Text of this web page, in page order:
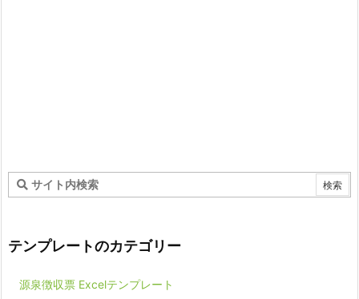
テンプレートのカテゴリー
源泉徴収票 Excelテンプレート